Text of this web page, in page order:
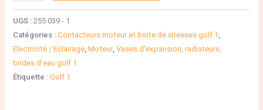
UGS :255 039 - 1
Catégories :Contacteurs moteur et boite de vitesses golf 1
Electricité / Eclairage ,Moteur,Vases d'expansion, radiateurs,
brides d'eau golf 1
Étiquette :Golf 1